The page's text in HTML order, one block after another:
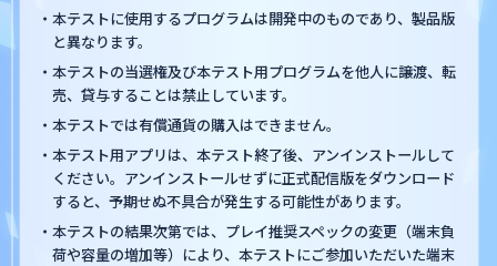
・本テストに使用するプログラムは開発中のものであり、製品版
と異なります。
・本テストの当選権及び本テスト用プログラムを他人に譲渡、転
売、貸与することは禁止しています。
・本テストでは有償通貨の購入はできません。
・本テスト用アプリは、本テスト終了後、アンインストールして
ください。アンインストールせずに正式配信版をダウンロード
すると、予期せぬ不具合が発生する可能性があります。
・本テストの結果次第では、プレイ推奨スペックの変更（端末負
荷や容量の増加等）により、本テストにご参加いただいた端末